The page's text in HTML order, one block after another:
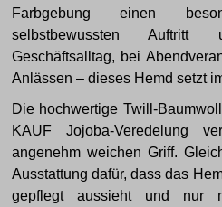
Farbgebung einen
selbstbewussten
Geschäftsalltag, bei
Anlässen – dieses Hemd setzt
Die hochwertige Twill-
KAUF Jojoba-Veredelung
angenehm weichen Griff.
Ausstattung dafür, dass das
gepflegt aussieht und nur